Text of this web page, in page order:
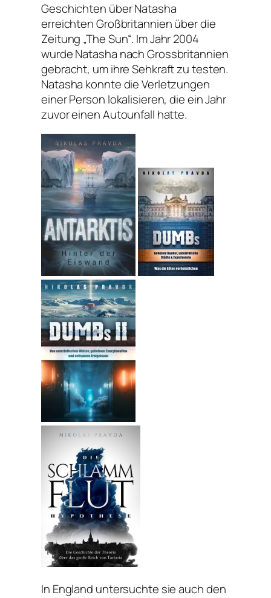
Geschichten über Natasha
erreichten Großbritannien über die
Zeitung „The Sun“. Im Jahr 2004
wurde Natasha nach Grossbritannien
gebracht, um ihre Sehkraft zu testen.
Natasha konnte die Verletzungen
einer Person lokalisieren, die ein Jahr
zuvor einen Autounfall hatte.
In England untersuchte sie auch den